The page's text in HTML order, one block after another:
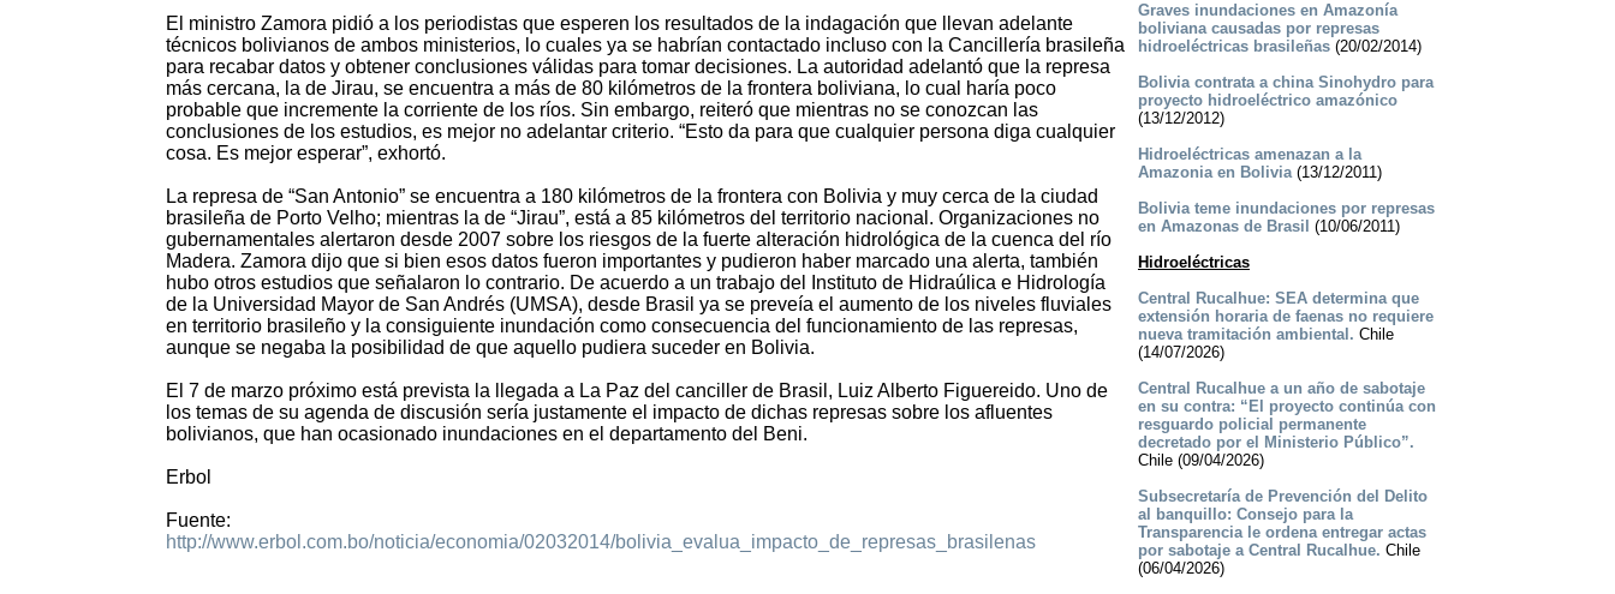
El ministro Zamora pidió a los periodistas que esperen los resultados de la indagación que llevan adelante
técnicos bolivianos de ambos ministerios, lo cuales ya se habrían contactado incluso con la Cancillería brasileña
para recabar datos y obtener conclusiones válidas para tomar decisiones. La autoridad adelantó que la represa
más cercana, la de Jirau, se encuentra a más de 80 kilómetros de la frontera boliviana, lo cual haría poco
probable que incremente la corriente de los ríos. Sin embargo, reiteró que mientras no se conozcan las
conclusiones de los estudios, es mejor no adelantar criterio. “Esto da para que cualquier persona diga cualquier
cosa. Es mejor esperar”, exhortó.
La represa de “San Antonio” se encuentra a 180 kilómetros de la frontera con Bolivia y muy cerca de la ciudad
brasileña de Porto Velho; mientras la de “Jirau”, está a 85 kilómetros del territorio nacional. Organizaciones no
gubernamentales alertaron desde 2007 sobre los riesgos de la fuerte alteración hidrológica de la cuenca del río
Madera. Zamora dijo que si bien esos datos fueron importantes y pudieron haber marcado una alerta, también
hubo otros estudios que señalaron lo contrario. De acuerdo a un trabajo del Instituto de Hidraúlica e Hidrología
de la Universidad Mayor de San Andrés (UMSA), desde Brasil ya se preveía el aumento de los niveles fluviales
en territorio brasileño y la consiguiente inundación como consecuencia del funcionamiento de las represas,
aunque se negaba la posibilidad de que aquello pudiera suceder en Bolivia.
El 7 de marzo próximo está prevista la llegada a La Paz del canciller de Brasil, Luiz Alberto Figuereido. Uno de
los temas de su agenda de discusión sería justamente el impacto de dichas represas sobre los afluentes
bolivianos, que han ocasionado inundaciones en el departamento del Beni.
Erbol
Fuente:
http://www.erbol.com.bo/noticia/economia/02032014/bolivia_evalua_impacto_de_represas_brasilenas
Graves inundaciones en Amazonía
boliviana causadas por represas
hidroeléctricas brasileñas(20/02/2014)
Bolivia contrata a china Sinohydro para
proyecto hidroeléctrico amazónico
(13/12/2012)
Hidroeléctricas amenazan a la
Amazonia en Bolivia(13/12/2011)
Bolivia teme inundaciones por represas
en Amazonas de Brasil (10/06/2011)
Hidroeléctricas
Central Rucalhue: SEA determina que
extensión horaria de faenas no requiere
nueva tramitación ambiental. Chile
(14/07/2026)
Central Rucalhue a un año de sabotaje
en su contra: “El proyecto continúa con
resguardo policial permanente
decretado por el Ministerio Público”.
Chile (09/04/2026)
Subsecretaría de Prevención del Delito
al banquillo: Consejo para la
Transparencia le ordena entregar actas
por sabotaje a Central Rucalhue. Chile
(06/04/2026)